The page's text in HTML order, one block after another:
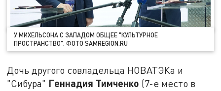
У МИХЕЛЬСОНА С ЗАПАДОМ ОБЩЕЕ "КУЛЬТУРНОЕ
ПРОСТРАНСТВО". ФОТО SAMREGION.RU
Дочь другого совладельца НОВАТЭКа и
"Сибура" Геннадия Тимченко (7-е место в